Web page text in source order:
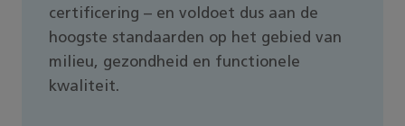
certificering – en voldoet dus aan de
hoogste standaarden op het gebied van
milieu, gezondheid en functionele
kwaliteit.